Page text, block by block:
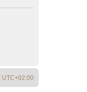
UTC+02:00